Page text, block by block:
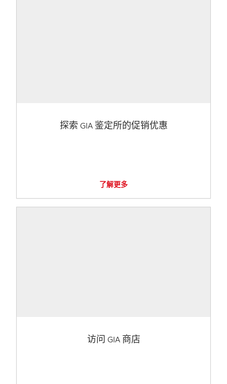
探索 GIA 鉴定所的促销优惠
了解更多
访问 GIA 商店